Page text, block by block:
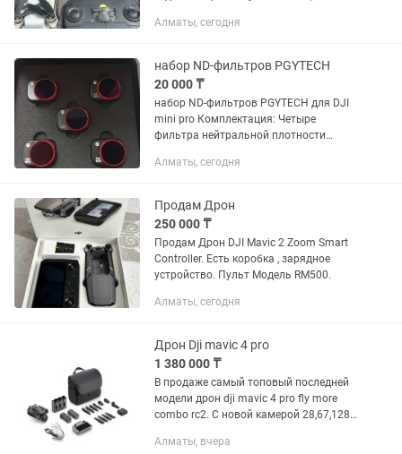
работы, снимал недвижимость и
Алматы, сегодня
набор ND-фильтров PGYTECH
20 000 ₸
набор ND-фильтров PGYTECH для DJI
mini pro Комплектация: Четыре
фильтра нейтральной плотности
Алматы, сегодня
Продам Дрон
250 000 ₸
Продам Дрон DJI Mavic 2 Zoom Smart
Controller. Есть коробка , зарядное
устройство. Пульт Модель RM500.
Алматы, сегодня
Дрон Dji mavic 4 pro
1 380 000 ₸
В продаже самый топовый последней
модели дрон dji mavic 4 pro fly more
combo rc2. С новой камерой 28,67,128
так же имееются дроны, экшн-камеры
Алматы, вчера